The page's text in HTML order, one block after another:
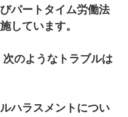
パートタイム労働法
しています。
のようなトラブルは
ハラスメントについ